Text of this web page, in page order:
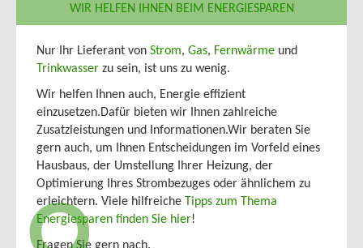
WIR HELFEN IHNEN BEIM ENERGIESPAREN
Nur Ihr Lieferant von Strom, Gas, Fernwärme und
Trinkwasser zu sein, ist uns zu wenig.
Wir helfen Ihnen auch, Energie effizient
einzusetzen.Dafür bieten wir Ihnen zahlreiche
Zusatzleistungen und Informationen.Wir beraten Sie
gern auch, um Ihnen Entscheidungen im Vorfeld eines
Hausbaus, der Umstellung Ihrer Heizung, der
Optimierung Ihres Strombezuges oder ähnlichem zu
erleichtern. Viele hilfreiche Tipps zum Thema
Energiesparen finden Sie hier!